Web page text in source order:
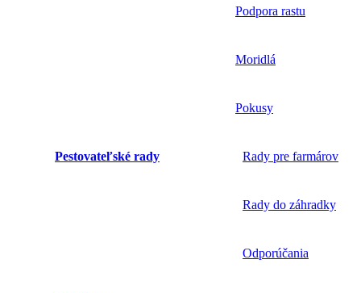
Podpora rastu
Moridlá
Pokusy
Pestovateľské rady Rady pre farmárov
Rady do záhradky
Odporúčania